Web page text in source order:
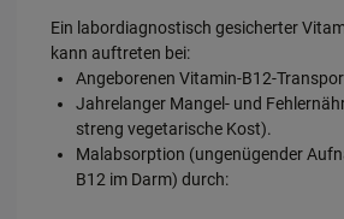
Ein labordiagnostisch gesicherter
kann auftreten bei:
Angeborenen Vitamin-B12-
Jahrelanger Mangel- und
streng vegetarische Kost).
Malabsorption (ungenügender
B12 im Darm) durch: